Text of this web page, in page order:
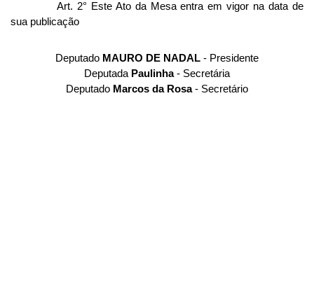
Art. 2° Este Ato da Mesa entra em vigor na data de
sua publicação
Deputado MAURO DE NADAL - Presidente
Deputada Paulinha- Secretária
Deputado Marcos da Rosa- Secretário